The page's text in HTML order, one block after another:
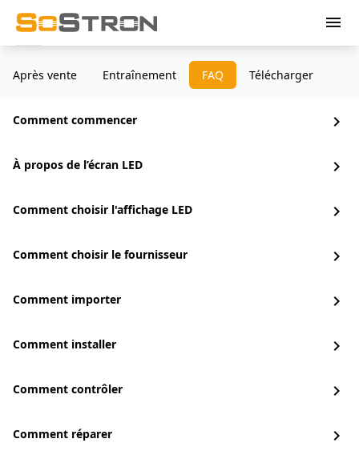
menu
Après vente Entraînement FAQ Télécharger
Comment commencer chevron_right
À propos de l’écran LED chevron_right
Comment choisir l'affichage LED chevron_right
Comment choisir le fournisseur chevron_right
Comment importer chevron_right
Comment installer chevron_right
Comment contrôler chevron_right
Comment réparer chevron_right